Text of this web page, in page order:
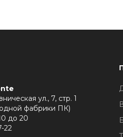
ул., 7, стр. 1
фабрики ПК)
до 20
22